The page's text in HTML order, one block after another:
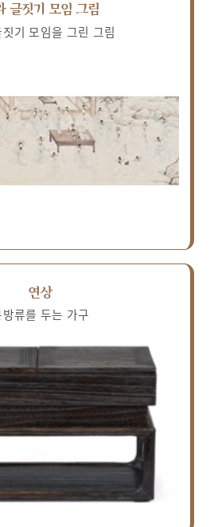
글짓기 모임 그림
기 모임을 그린 그림
연상
류를 두는 가구